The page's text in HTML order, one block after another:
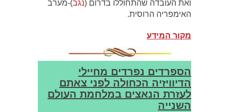
ואת העובדה שהתחוללו בדרום (נגב)-מערב
האימפריה הרוסית.
מקור המידע
הספרדים נפרדים מחיילי
הדיוויזיה הכחולה לפני צאתם
לעזרת הנאצים במלחמת העולם
השנייה